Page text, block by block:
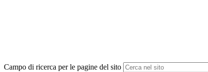
Campo di ricerca per le pagine del sito